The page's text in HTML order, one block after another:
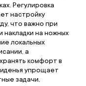
Регулировка
настройку
что важно при
накладки на ножных
локальных
а
комфорт в
упрощает
задачи,